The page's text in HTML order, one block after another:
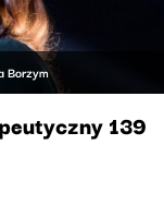
Borzym
139